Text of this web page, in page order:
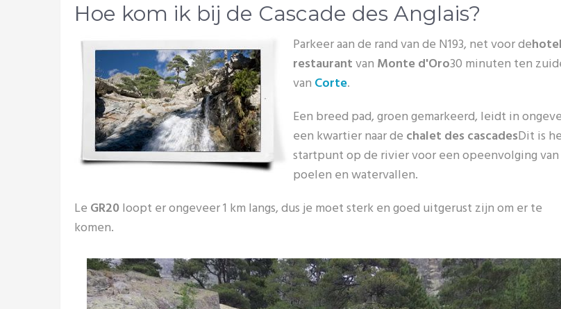
Hoe kom ik bij de Cascade des Anglais?
Parkeer aan de rand van de N193, net voor de
restaurantvan Monte d'Oro30 minuten ten
van Corte.
Een breed pad, groen gemarkeerd, leidt in
een kwartier naar de chalet des cascadesDit is
startpunt op de rivier voor een opeenvolging van
poelen en watervallen.
Le GR20loopt er ongeveer 1 km langs, dus je moet sterk en goed uitgerust zijn om er te
komen.